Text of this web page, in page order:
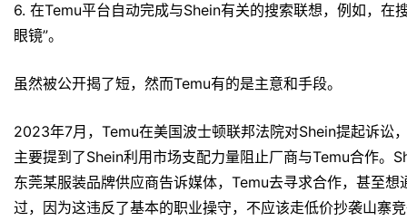
6. 在Temu平台自动完成与Shein有关的搜索联想，例如，在
眼镜”。
虽然被公开揭了短，然而Temu有的是主意和手段。
2023年7月，Temu在美国波士顿联邦法院对Shein提起诉讼
主要提到了Shein利用市场支配力量阻止厂商与Temu合作。
东莞某服装品牌供应商告诉媒体，Temu去寻求合作，甚至
过，因为这违反了基本的职业操守，不应该走低价抄袭山寨